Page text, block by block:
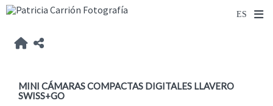
MINI CÁMARAS COMPACTAS DIGITALES LLAVERO
SWISS+GO